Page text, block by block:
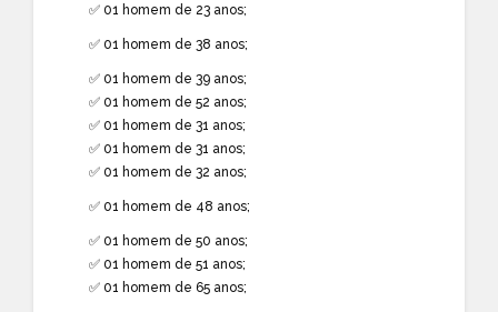
✅ 01 homem de 23 anos;
✅ 01 homem de 38 anos;
✅ 01 homem de 39 anos;
✅ 01 homem de 52 anos;
✅ 01 homem de 31 anos;
✅ 01 homem de 31 anos;
✅ 01 homem de 32 anos;
✅ 01 homem de 48 anos;
✅ 01 homem de 50 anos;
✅ 01 homem de 51 anos;
✅ 01 homem de 65 anos;